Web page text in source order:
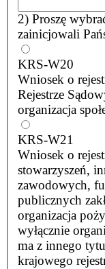
2) Proszę
zainicjowali
KRS-W20
Wniosek o
Rejestrze
organizacja
KRS-W21
Wniosek o
stowarzyszeń,
zawodowych,
publicznych
organizacja
wyłącznie
ma z innego
krajowego